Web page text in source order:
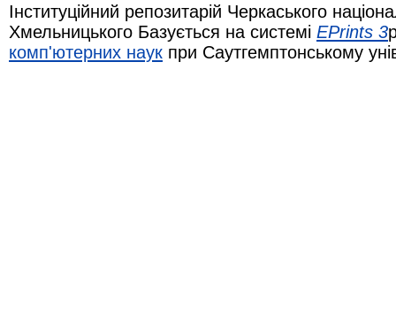
Інституційний репозитарій Черкаського
Хмельницького Базується на системі EPrints 3
комп'ютерних наук при Саутгемптонському